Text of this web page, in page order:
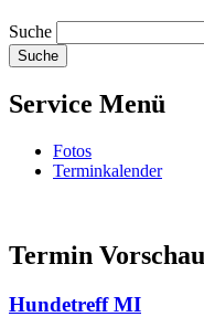
Suche
Service Menü
Fotos
Terminkalender
Termin Vorschau
Hundetreff MI